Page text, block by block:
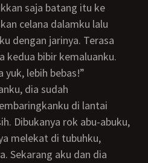
saja batang itu ke
celana dalamku lalu
dengan jarinya. Terasa
kedua bibir kemaluanku.
yuk, lebih bebas!”
di lantai
Dibukanya rok abu-abuku,
melekat di tubuhku,
Sekarang aku dan dia